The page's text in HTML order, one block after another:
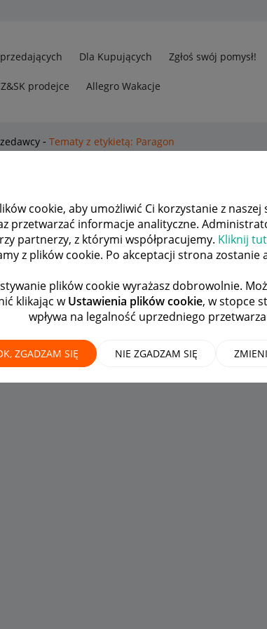
cookie, aby umożliwić Ci korzystanie z
przetwarzać informacje analityczne.
partnerzy, z którymi współpracujemy. Kliknij
z plików cookie. Po akceptacji strona zostanie
plików cookie wyrażasz dobrowolnie.
klikając wUstawienia plików cookie, w stopce
wpływa na legalność uprzedniego
ZGADZAM SIĘ NIE ZGADZAM SIĘ
Dla Kupujących Zgłoś swój pomysł!
prodejce Allegro Wakacje
Tematy z etykietą: Paragon
0
ODPOWIEDZI
529